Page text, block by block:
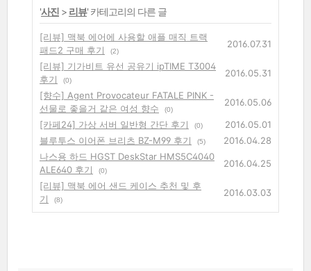
'사진 > 리뷰' 카테고리의 다른 글
[리뷰] 맥북 에어에 사용할 애플 매직 트랙
패드2 구매 후기
(2)
2016.07.31
[리뷰] 기가비트 유선 공유기 ipTIME T3004
후기
(0)
2016.05.31
[향수] Agent Provocateur FATALE PINK -
선물로 좋을거 같은 여성 향수
(0)
2016.05.06
[카페24] 가상 서버 일반형 간단 후기
(0)
2016.05.01
블루투스 이어폰 브리츠 BZ-M99 후기
(5)
2016.04.28
나스용 하드 HGST DeskStar HMS5C4040
ALE640 후기
(0)
2016.04.25
[리뷰] 맥북 에어 샌드 케이스 추천 및 후
기
(8)
2016.03.03